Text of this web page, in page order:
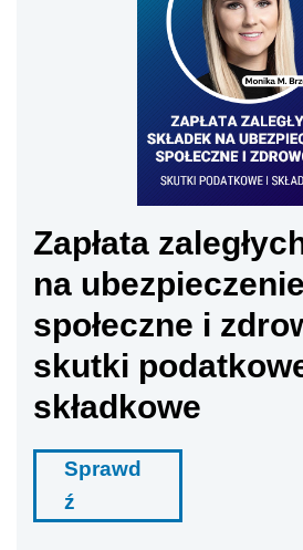
Zapłata
na ubezpieczenie
społeczne i
skutki
składkowe
Sprawd
ź